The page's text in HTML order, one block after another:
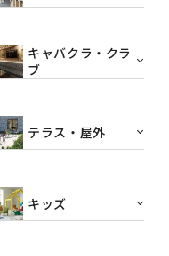
キャバクラ・クラ
ブ
テラス・屋外
キッズ